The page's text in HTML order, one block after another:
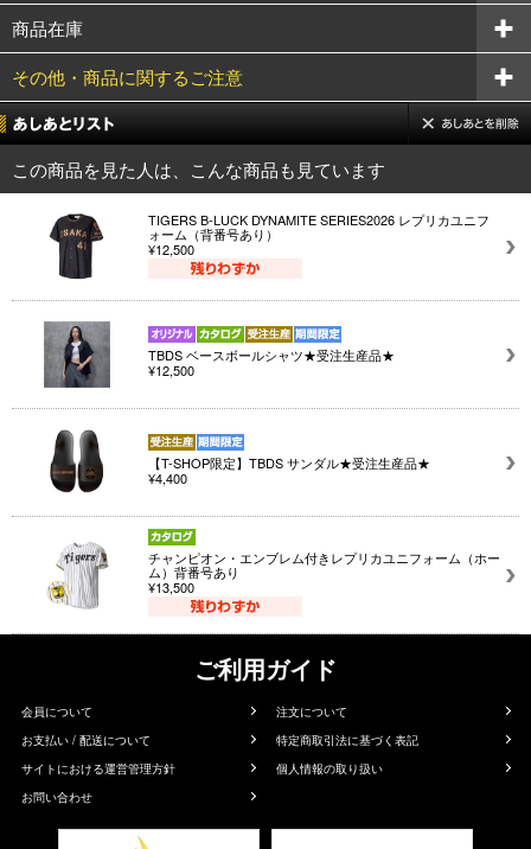
商品在庫
その他・商品に関するご注意
この商品を見た人は、こんな商品も見ています
TIGERS B-LUCK DYNAMITE SERIES2026 レプリカユニフ
ォーム（背番号あり）
¥12,500
TBDS ベースボールシャツ★受注生産品★
¥12,500
【T-SHOP限定】TBDS サンダル★受注生産品★
¥4,400
チャンピオン・エンブレム付きレプリカユニフォーム（ホー
ム）背番号あり
¥13,500
ご利用ガイド
会員について
注文について
お支払い / 配送について
特定商取引法に基づく表記
サイトにおける運営管理方針
個人情報の取り扱い
お問い合わせ